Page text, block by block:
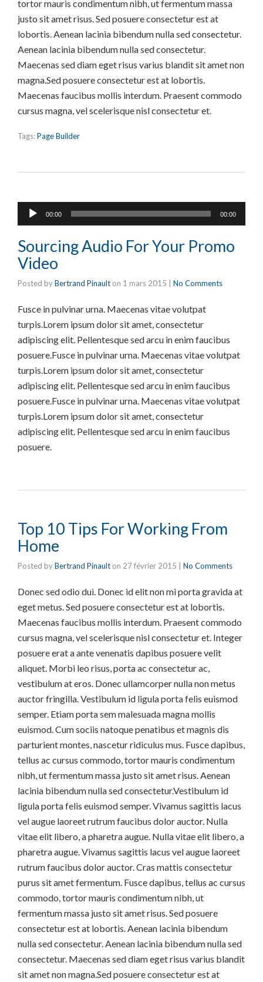
tortor mauris condimentum nibh, ut fermentum massa
justo sit amet risus. Sed posuere consectetur est at
lobortis. Aenean lacinia bibendum nulla sed consectetur.
Aenean lacinia bibendum nulla sed consectetur.
Maecenas sed diam eget risus varius blandit sit amet non
magna.Sed posuere consectetur est at lobortis.
Maecenas faucibus mollis interdum. Praesent commodo
cursus magna, vel scelerisque nisl consectetur et.
Tags:Page Builder
Lecteur
audio
00:00 00:00
Sourcing Audio For Your Promo
Video
Posted byBertrand Pinault on 1 mars 2015 No Comments
Fusce in pulvinar urna. Maecenas vitae volutpat
turpis.Lorem ipsum dolor sit amet, consectetur
adipiscing elit. Pellentesque sed arcu in enim faucibus
posuere.Fusce in pulvinar urna. Maecenas vitae volutpat
turpis.Lorem ipsum dolor sit amet, consectetur
adipiscing elit. Pellentesque sed arcu in enim faucibus
posuere.Fusce in pulvinar urna. Maecenas vitae volutpat
turpis.Lorem ipsum dolor sit amet, consectetur
adipiscing elit. Pellentesque sed arcu in enim faucibus
posuere.
Top 10 Tips For Working From
Home
Posted byBertrand Pinault on 27 février 2015 No Comments
Donec sed odio dui. Donec id elit non mi porta gravida at
eget metus. Sed posuere consectetur est at lobortis.
Maecenas faucibus mollis interdum. Praesent commodo
cursus magna, vel scelerisque nisl consectetur et. Integer
posuere erat a ante venenatis dapibus posuere velit
aliquet. Morbi leo risus, porta ac consectetur ac,
vestibulum at eros. Donec ullamcorper nulla non metus
auctor fringilla. Vestibulum id ligula porta felis euismod
semper. Etiam porta sem malesuada magna mollis
euismod. Cum sociis natoque penatibus et magnis dis
parturient montes, nascetur ridiculus mus. Fusce dapibus,
tellus ac cursus commodo, tortor mauris condimentum
nibh, ut fermentum massa justo sit amet risus. Aenean
lacinia bibendum nulla sed consectetur.Vestibulum id
ligula porta felis euismod semper. Vivamus sagittis lacus
vel augue laoreet rutrum faucibus dolor auctor. Nulla
vitae elit libero, a pharetra augue. Nulla vitae elit libero, a
pharetra augue. Vivamus sagittis lacus vel augue laoreet
rutrum faucibus dolor auctor. Cras mattis consectetur
purus sit amet fermentum. Fusce dapibus, tellus ac cursus
commodo, tortor mauris condimentum nibh, ut
fermentum massa justo sit amet risus. Sed posuere
consectetur est at lobortis. Aenean lacinia bibendum
nulla sed consectetur. Aenean lacinia bibendum nulla sed
consectetur. Maecenas sed diam eget risus varius blandit
sit amet non magna.Sed posuere consectetur est at